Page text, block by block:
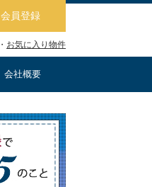
会員登録
・ お気に入り物件
会社概要